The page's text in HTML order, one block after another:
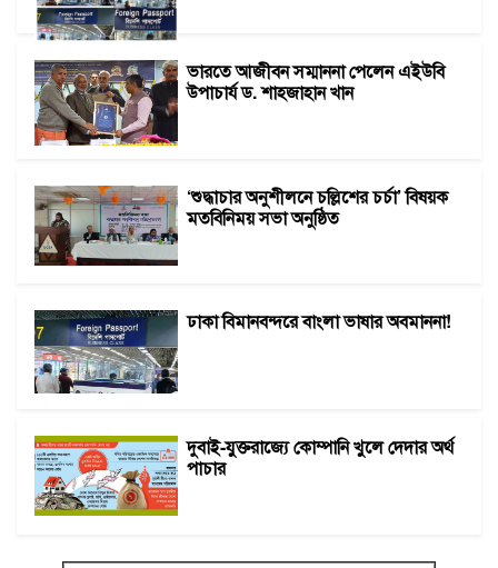
ভারতে আজীবন সম্মাননা পেলেন এইউবি
উপাচার্য ড. শাহজাহান খান
‘শুদ্ধাচার অনুশীলনে চল্লিশের চর্চা’ বিষয়ক
মতবিনিময় সভা অনুষ্ঠিত
ঢাকা বিমানবন্দরে বাংলা ভাষার অবমাননা!
দুবাই-যুক্তরাজ্যে কোম্পানি খুলে দেদার অর্থ
পাচার